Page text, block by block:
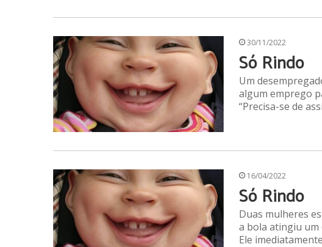
30/11/2022
Só Rindo
Um
algum emprego
“Precisa-se de
16/04/2022
Só Rindo
Duas mulheres
a bola atingiu um
Ele